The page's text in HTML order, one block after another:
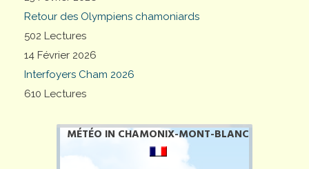
Retour des Olympiens chamoniards
502 Lectures
14 Février 2026
Interfoyers Cham 2026
610 Lectures
MÉTÉO IN CHAMONIX-MONT-BLANC